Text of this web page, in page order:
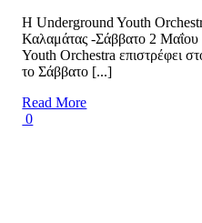
Η Underground Youth
Καλαμάτας -Σάββατο 2
Youth Orchestra επιστρέφει
το Σάββατο [...]
Read More
0